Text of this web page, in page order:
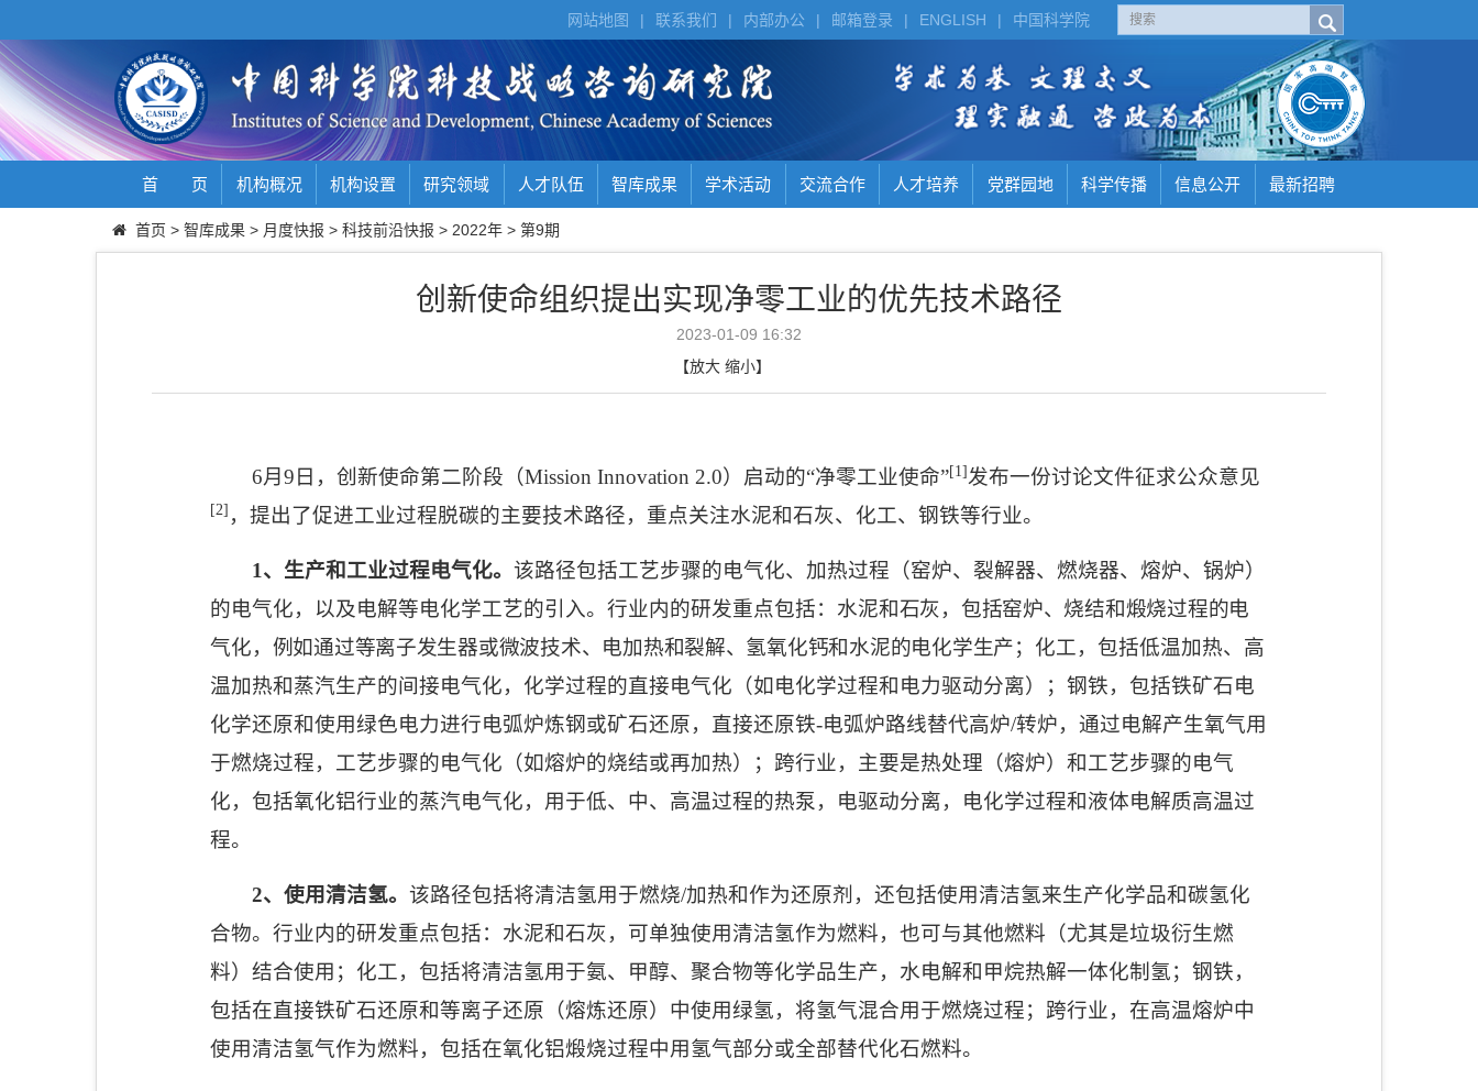
中国科学院
|
ENGLISH
|
邮箱登录
|
内部办公
|
联系我们
|
网站地图
首 页 机构概况 机构设置 研究领域 人才队伍 智库成果 学术活动 交流合作 人才培养 党群园地 科学传播 信息公开 最新招聘
首页 > 智库成果 > 月度快报 > 科技前沿快报 > 2022年 > 第9期
创新使命组织提出实现净零工业的优先技术路径
2023-01-09 16:32
【放大 缩小】
6月 9 日，创新使命第二阶段（Mission Innovation 2.0）启动的“净零工业使命”[1] 发布一份讨论文件征求公众意见
[2] ，提出了促进工业过程脱碳的主要技术路径，重点关注水泥和石灰、化工、钢铁等行业。
1、生产和工业过程电气化。 该路径包括工艺步骤的电气化、加热过程（窑炉、裂解器、燃烧器、熔炉、锅炉）
的电气化，以及电解等电化学工艺的引入。行业内的研发重点包括： 水泥和石灰，包括窑炉、烧结和煅烧过程的电
气化，例如通过等离子发生器或微波技术、电加热和裂解、氢氧化钙和水泥的电化学生产； 化工，包括低温加热、高
温加热和蒸汽生产的间接电气化，化学过程的直接电气化（如电化学过程和电力驱动分离）；钢铁，包括铁矿石电
化学还原和使用绿色电力进行电弧炉炼钢或矿石还原，直接还原铁-电弧炉路线替代高炉/转炉，通过电解产生氧气用
于燃烧过程，工艺步骤的电气化（如熔炉的烧结或再加热）；跨行业，主要是热处理（熔炉）和工艺步骤的电气
化，包括氧化铝行业的蒸汽电气化，用于低、中、高温过程的热泵，电驱动分离，电化学过程和液体电解质高温过
程。
2、使用清洁氢。 该路径包括将清洁氢用于燃烧/加热和作为还原剂，还包括使用清洁氢来生产化学品和碳氢化
合物。行业内的研发重点包括：水泥和石灰，可单独使用清洁氢作为燃料，也可与其他燃料（尤其是垃圾衍生燃
料）结合使用；化工，包括将清洁氢用于氨、甲醇、聚合物等化学品生产，水电解和甲烷热解一体化制氢；钢铁，
包括在直接铁矿石还原和等离子还原（熔炼还原）中使用绿氢，将氢气混合用于燃烧过程；跨行业，在高温熔炉中
使用清洁氢气作为燃料，包括在氧化铝煅烧过程中用氢气部分或全部替代化石燃料。